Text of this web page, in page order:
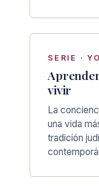
SERIE ·
vivir
La
una vida
tradición